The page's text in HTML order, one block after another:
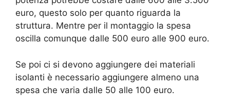
euro, questo solo per quanto riguarda la
struttura. Mentre per il montaggio la spesa
oscilla comunque dalle 500 euro alle 900 euro.
Se poi ci si devono aggiungere dei materiali
isolanti è necessario aggiungere almeno una
spesa che varia dalle 50 alle 100 euro.